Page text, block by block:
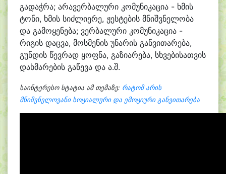
გადაჭრა; არავერბალური კომუნიკაცია - ხმის
ტონი, ხმის სიძლიერე, ჟესტების მნიშვნელობა
და გამოყენება; ვერბალური კომუნიკაცია -
რიგის დაცვა, მოსმენის უნარის განვითარება,
გუნდის წევრად ყოფნა, გაზიარება, სხვებისათვის
დახმარების გაწევა და ა.შ.
საინტერესო სტატია ამ თემაზე: რატომ არის
მნიშვნელოვანი სოციალური და ემოციური განვითარება